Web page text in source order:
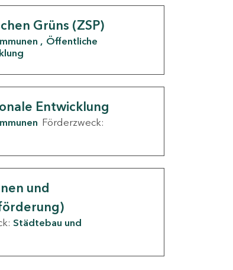
Grüns (ZSP)
Öffentliche
Entwicklung
Förderzweck:
und
Städtebau und